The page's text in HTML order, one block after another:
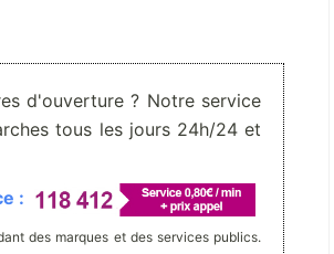
d'ouverture ? Notre service
tous les jours 24h/24 et
:
des marques et des services publics.